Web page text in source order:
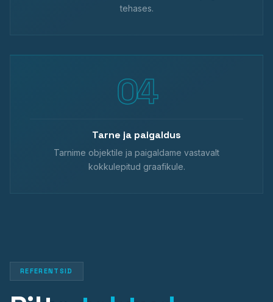
tehases.
Tarne ja paigaldus
Tarnime objektile ja paigaldame vastavalt
kokkulepitud graafikule.
REFERENTSID